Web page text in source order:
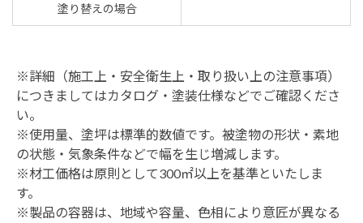
塗り替えの場合
※詳細（施工上・安全衛生上・取り扱い上の注意事項）
につきましてはカタログ・塗装仕様などでご確認くださ
い。
※使用量、塗坪は標準的数値です。被塗物の形状・素地
の状態・気象条件などで幅を生じ増減します。
※材工価格は原則として300㎡以上を基準といたしま
す。
※製品の容器は、地域や容量、色相により意匠が異なる